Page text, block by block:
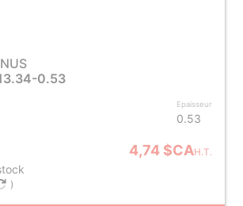
0.53
Epaisseur
0.53
4,74 $CAH.T.
)